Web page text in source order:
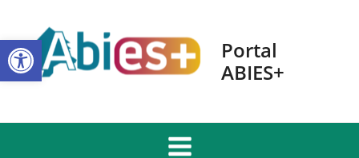
Open toolbar
content
Portal
ABIES+